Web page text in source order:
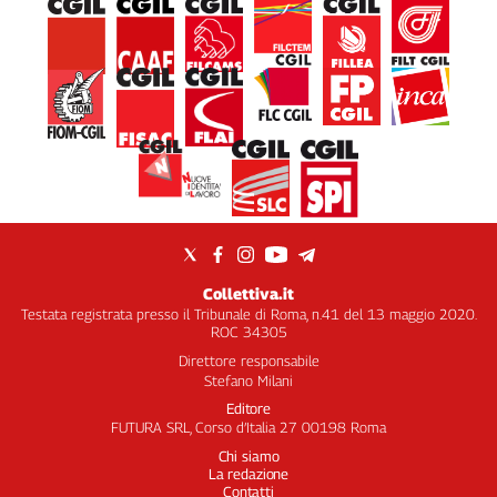
Collettiva.it
Testata registrata presso il Tribunale di Roma, n.41 del 13 maggio 2020.
ROC 34305
Direttore responsabile
Stefano Milani
Editore
FUTURA SRL, Corso d’Italia 27 00198 Roma
Chi siamo
La redazione
Contatti